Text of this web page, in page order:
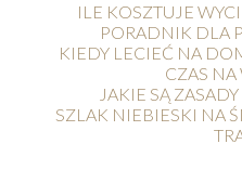
ILE KOSZTUJE
PORADNIK DLA
KIEDY LECIEĆ NA
CZAS NA
JAKIE SĄ
SZLAK NIEBIESKI NA